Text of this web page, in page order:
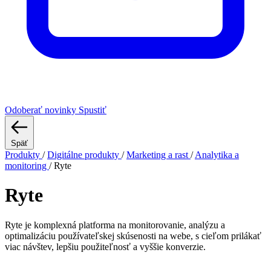
Odoberať novinky Spustiť
Späť
Produkty / Digitálne produkty / Marketing a rast / Analytika a
monitoring / Ryte
Ryte
Ryte je komplexná platforma na monitorovanie, analýzu a
optimalizáciu používateľskej skúsenosti na webe, s cieľom prilákať
viac návštev, lepšiu použiteľnosť a vyššie konverzie.